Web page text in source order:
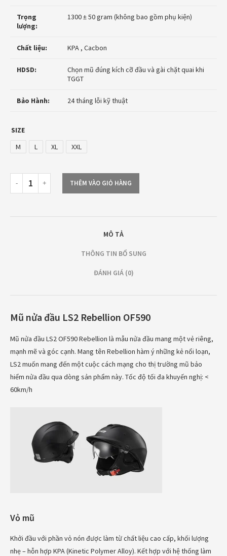
Trọng
lượng:
1300 ± 50 gram (không bao gồm phụ kiện)
Chất liệu: KPA , Cacbon
HDSD:
Chọn mũ đúng kích cỡ đầu và gài chặt quai khi
TGGT
Bảo Hành: 24 tháng lỗi kỹ thuật
SIZE
M
L XL XXL
THÊM VÀO GIỎ HÀNG
MÔ TẢ
THÔNG TIN BỔ SUNG
ĐÁNH GIÁ (0)
Mũ nửa đầu LS2 Rebellion OF590
Mũ nửa đầu LS2 OF590 Rebellion là mẫu nửa đầu mang một vẻ riêng,
mạnh mẽ và góc cạnh. Mang tên Rebellion hàm ý những kẻ nổi loạn,
LS2 muốn mang đến một cuộc cách mạng cho thị trường mũ bảo
hiểm nửa đầu qua dòng sản phẩm này. Tốc độ tối đa khuyến nghị: <
60km/h
Vỏ mũ
Khởi đầu với phần vỏ nón được làm từ chất liệu cao cấp, khối lượng
nhẹ – hỗn hợp KPA (Kinetic Polymer Alloy). Kết hợp với hệ thống làm